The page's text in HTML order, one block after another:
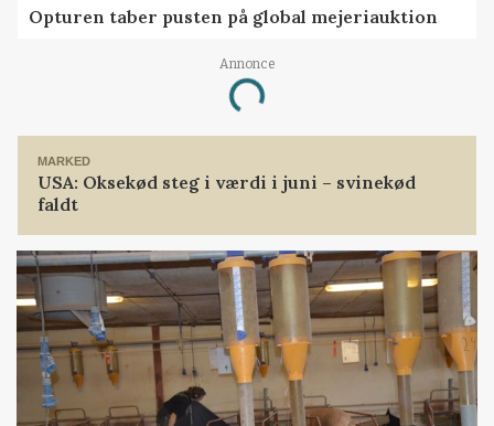
Opturen taber pusten på global mejeriauktion
Annonce
Loading...
MARKED
USA: Oksekød steg i værdi i juni – svinekød
faldt